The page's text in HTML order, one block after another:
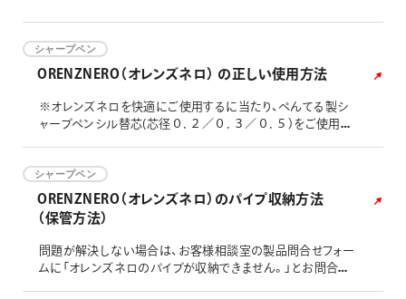
シャープペン
ORENZNERO（オレンズネロ） の正しい使用方法
※オレンズネロを快適にご使用するに当たり、ぺんてる製シ
ャープペンシル替芯(芯径０．２／０．３／０．５）をご使用く
シャープペン
ORENZNERO（オレンズネロ）のパイプ収納方法
（保管方法）
問題が解決しない場合は、お客様相談室の製品問合せフォー
ムに「オレンズネロのパイプが収納できません。」とお問合わ